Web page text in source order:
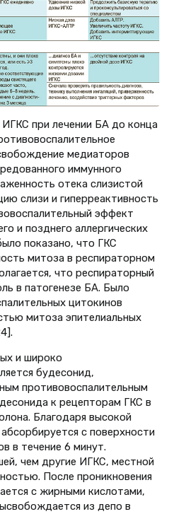
при лечении БА до конца
медиаторов
иммунного
отека слизистой
слизи и гиперреактивность
эффект
и позднего аллергических
показано, что ГКС
митоза в респираторном
что респираторный
в патогенезе БА. Было
цитокинов
митоза эпителиальных
и широко
будесонид,
противовоспалительным
к рецепторам ГКС в
Благодаря высокой
с поверхности
в течение 6 минут.
чем другие ИГКС, местной
После проникновения
с жирными кислотами,
из депо в